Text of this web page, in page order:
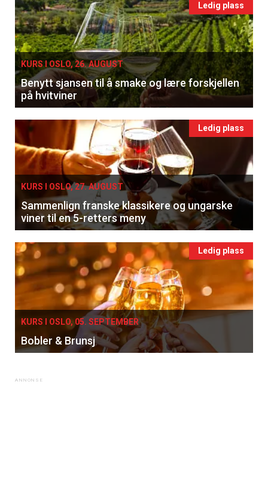
Ledig plass
KURS I OSLO, 26. AUGUST
Benytt sjansen til å smake og lære forskjellen
på hvitviner
Ledig plass
KURS I OSLO, 27. AUGUST
Sammenlign franske klassikere og ungarske
viner til en 5-retters meny
Ledig plass
KURS I OSLO, 05. SEPTEMBER
Bobler & Brunsj